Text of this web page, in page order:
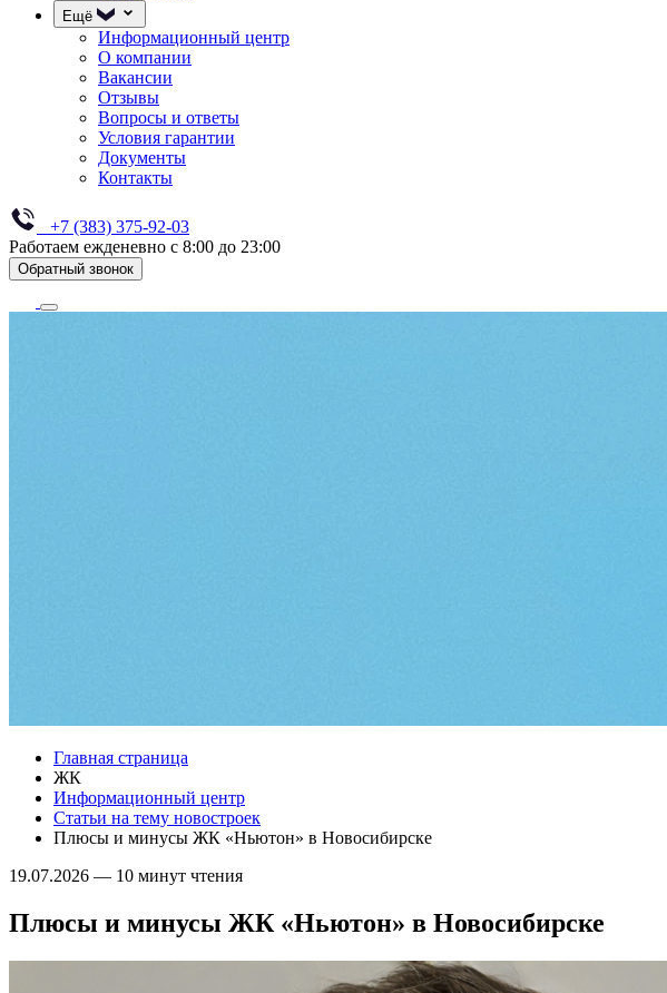
Ещё
Информационный центр
О компании
Вакансии
Отзывы
Вопросы и ответы
Условия гарантии
Документы
Контакты
+7 (383) 375-92-03
Работаем ежденевно с 8:00 до 23:00
Обратный звонок
Главная страница
ЖК
Информационный центр
Статьи на тему новостроек
Плюсы и минусы ЖК «Ньютон» в Новосибирске
19.07.2026 — 10 минут чтения
Плюсы и минусы ЖК «Ньютон» в Новосибирске